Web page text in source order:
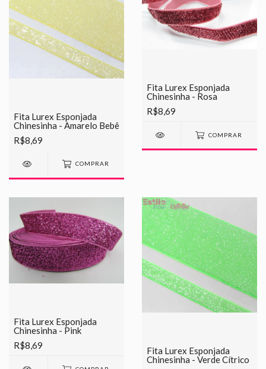
Fita Lurex Esponjada
Chinesinha - Amarelo Bebê
R$8,69
COMPRAR
Fita Lurex Esponjada
Chinesinha - Rosa
R$8,69
COMPRAR
Fita Lurex Esponjada
Chinesinha - Pink
R$8,69
Fita Lurex Esponjada
Chinesinha - Verde Cítrico